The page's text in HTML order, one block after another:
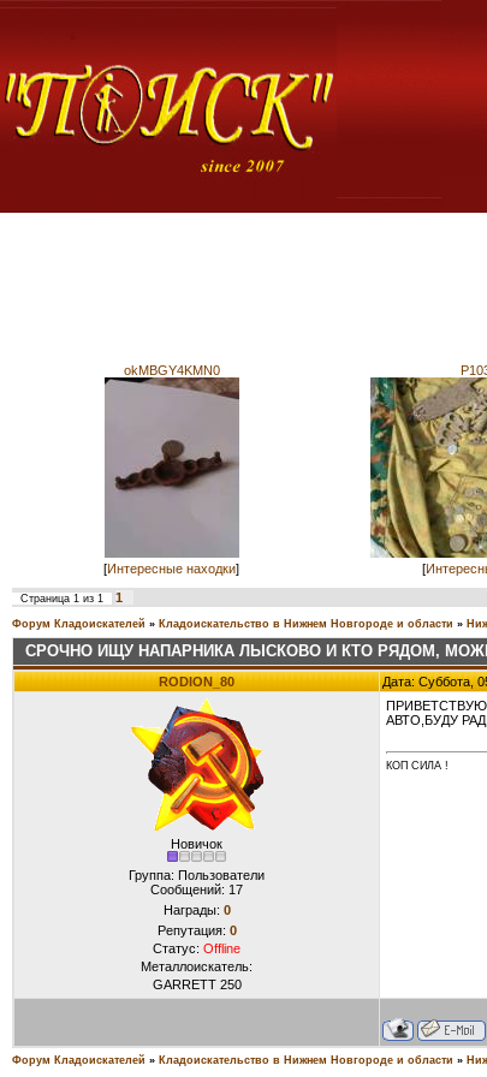
okMBGY4KMN0
[Интересные находки] [
Страница 1 из 1 1
Форум Кладоискателей » Кладоискательство в Нижнем Новгороде и области »
СРОЧНО ИЩУ НАПАРНИКА ЛЫСКОВО И КТО РЯДОМ,
RODION_80 Дата: Суббота,
Новичок
Группа: Пользователи
Сообщений: 17
Награды: 0
Репутация: 0
Статус: Offline
Металлоискатель:
GARRETT 250
АВТО,БУДУ
КОП СИЛА !
Форум Кладоискателей » Кладоискательство в Нижнем Новгороде и области »